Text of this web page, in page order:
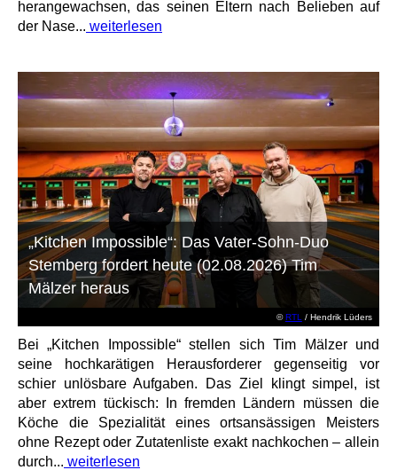
herangewachsen, das seinen Eltern nach Belieben auf
der Nase... weiterlesen
©RTL / Hendrik Lüders
„Kitchen Impossible“: Das Vater-Sohn-Duo
Stemberg fordert heute (02.08.2026) Tim
Mälzer heraus
Bei „Kitchen Impossible“ stellen sich Tim Mälzer und
seine hochkarätigen Herausforderer gegenseitig vor
schier unlösbare Aufgaben. Das Ziel klingt simpel, ist
aber extrem tückisch: In fremden Ländern müssen die
Köche die Spezialität eines ortsansässigen Meisters
ohne Rezept oder Zutatenliste exakt nachkochen – allein
durch... weiterlesen